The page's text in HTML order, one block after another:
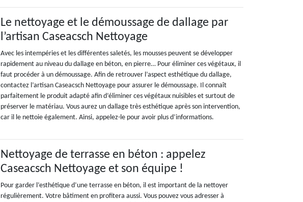
Le nettoyage et le démoussage de dallage par
l’artisan Caseacsch Nettoyage
Avec les intempéries et les différentes saletés, les mousses peuvent se développer
rapidement au niveau du dallage en béton, en pierre… Pour éliminer ces végétaux, il
faut procéder à un démoussage. Afin de retrouver l’aspect esthétique du dallage,
contactez l’artisan Caseacsch Nettoyage pour assurer le démoussage. Il connaît
parfaitement le produit adapté afin d’éliminer ces végétaux nuisibles et surtout de
préserver le matériau. Vous aurez un dallage très esthétique après son intervention,
car il le nettoie également. Ainsi, appelez-le pour avoir plus d’informations.
Nettoyage de terrasse en béton : appelez
Caseacsch Nettoyage et son équipe !
Pour garder l’esthétique d’une terrasse en béton, il est important de la nettoyer
régulièrement. Votre bâtiment en profitera aussi. Vous pouvez vous adresser à